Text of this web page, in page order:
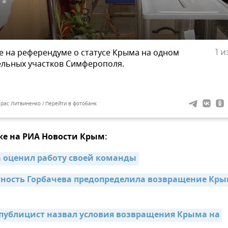
1
на референдуме о статусе Крыма на одном
участков Симферополя.
Литвиненко Перейти в фотобанк
на РИА Новости Крым:
работу своей команды
Горбачева предопределила возвращение
назвал условия возвращения Крыма на